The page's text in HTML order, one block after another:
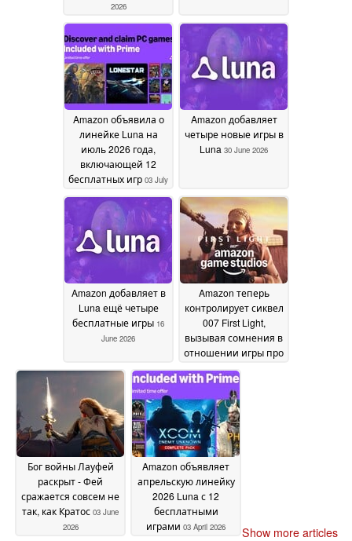
2026
Amazon объявила о
линейке Luna на
июль 2026 года,
включающей 12
бесплатных игр 03 July
2026
Amazon добавляет
четыре новые игры в
Luna 30 June 2026
Amazon добавляет в
Luna ещё четыре
бесплатные игры 16
June 2026
Amazon теперь
контролирует сиквел
007 First Light,
вызывая сомнения в
отношении игры про
June 2026
Бог войны Лауфей
раскрыт - Фей
сражается совсем не
так, как Кратос 03 June
2026
Amazon объявляет
апрельскую линейку
2026 Luna с 12
бесплатными
играми 03 April 2026 Show more articles